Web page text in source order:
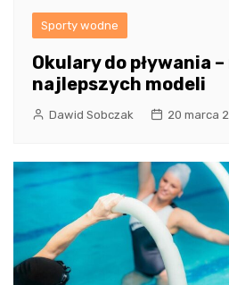
Sporty wodne
Okulary do pływania
najlepszych modeli
Dawid Sobczak 20 marca